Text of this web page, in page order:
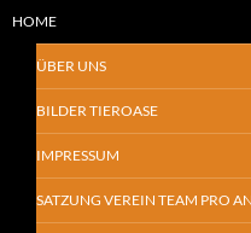
HOME
ÜBER UNS
BILDER TIEROASE
IMPRESSUM
SATZUNG VEREIN TEAM PRO